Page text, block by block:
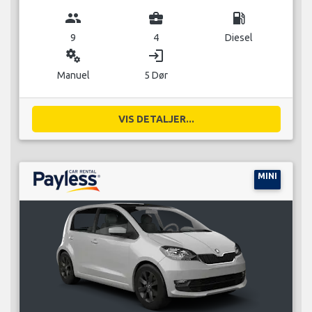
group
9
business_center
4
local_gas_station
Diesel
miscellaneous_services
Manuel
login
5 Dør
VIS DETALJER...
MINI